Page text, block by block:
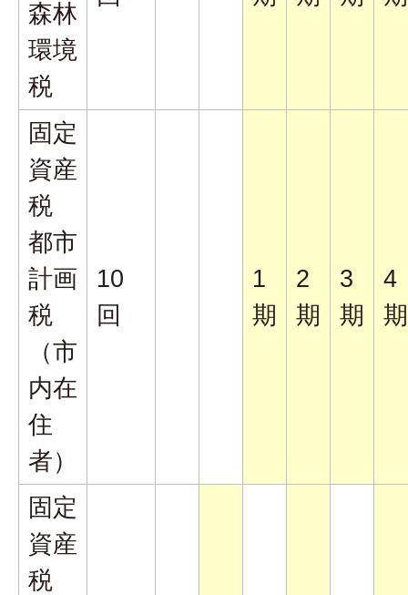
森林
環境
税
固定
資産
税
都市
計画
税
（市
内在
住
者）
10
回
1
期
2
期
3
期
4
期
固定
資産
税